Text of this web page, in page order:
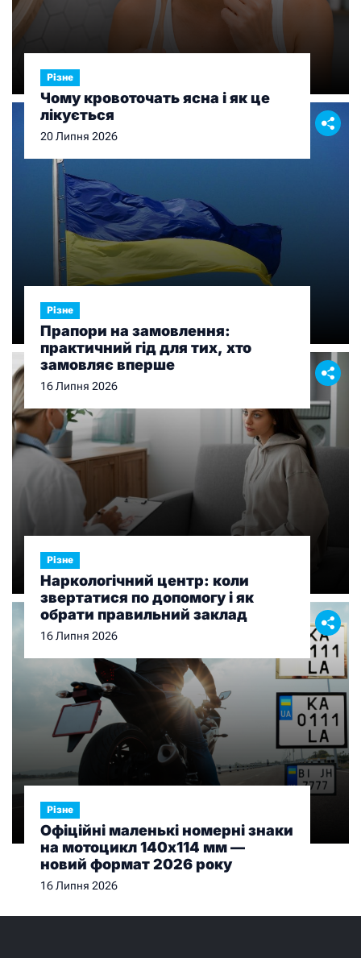
Різне
Чому кровоточать ясна і як це
лікується
20 Липня 2026
Різне
Прапори на замовлення:
практичний гід для тих, хто
замовляє вперше
16 Липня 2026
Різне
Наркологічний центр: коли
звертатися по допомогу і як
обрати правильний заклад
16 Липня 2026
Різне
Офіційні маленькі номерні знаки
на мотоцикл 140х114 мм —
новий формат 2026 року
16 Липня 2026